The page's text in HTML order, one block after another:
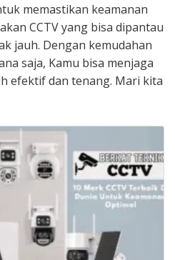
memastikan keamanan
CCTV yang bisa dipantau
jauh. Dengan kemudahan
saja, Kamu bisa menjaga
efektif dan tenang. Mari kita